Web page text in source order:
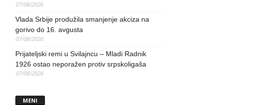
07/08/2026
Vlada Srbije produžila smanjenje akciza na
gorivo do 16. avgusta
07/08/2026
Prijateljski remi u Svilajncu – Mladi Radnik
1926 ostao neporažen protiv srpskoligaša
07/08/2026
MENI